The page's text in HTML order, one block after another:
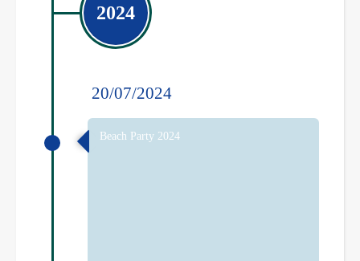
2024
20/07/2024
Beach Party 2024